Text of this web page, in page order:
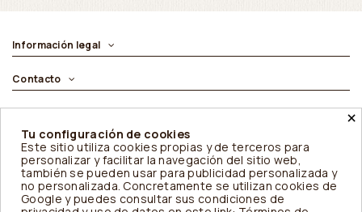
Información legal
Contacto
Newsletter
© Daterin S.L.
×
Tu configuración de cookies
Este sitio utiliza cookies propias y de terceros para
personalizar y facilitar la navegación del sitio web,
también se pueden usar para publicidad personalizada y
no personalizada. Concretamente se utilizan cookies de
Google y puedes consultar sus condiciones de